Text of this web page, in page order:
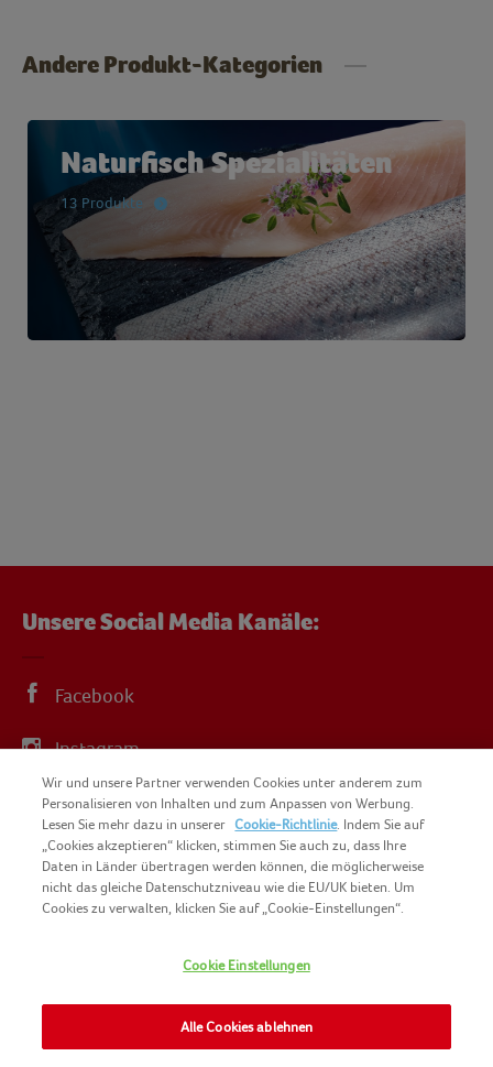
Andere Produkt-Kategorien
Naturfisch Spezialitäten
13 Produkte
Unsere Social Media Kanäle:
Facebook
Instagram
YouTube
SITEMAP
KONTAKT
IMPRESSUM
NOMAD FOODS
Wir und unsere Partner verwenden Cookies unter anderem zum
Personalisieren von Inhalten und zum Anpassen von Werbung.
Lesen Sie mehr dazu in unserer Cookie-Richtlinie. Indem Sie auf
„Cookies akzeptieren“ klicken, stimmen Sie auch zu, dass Ihre
Daten in Länder übertragen werden können, die möglicherweise
nicht das gleiche Datenschutzniveau wie die EU/UK bieten. Um
Cookies zu verwalten, klicken Sie auf „Cookie-Einstellungen“.
Cookie Einstellungen
Alle Cookies ablehnen